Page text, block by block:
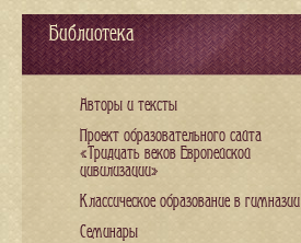
Библиотека
Авторы и тексты
Проект образовательного сайта
«Тридцать веков Европейской
цивилизации»
Классическое образование в гимназии
Семинары